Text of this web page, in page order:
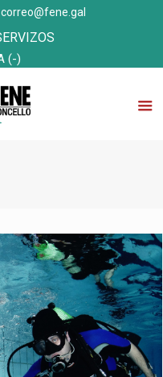
correo@fene.gal
(-)